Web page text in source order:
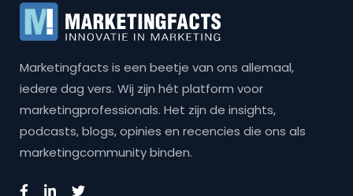
Marketingfacts is een beetje van ons allemaal,
iedere dag vers. Wij zijn hét platform voor
marketingprofessionals. Het zijn de insights,
podcasts, blogs, opinies en recencies die ons als
marketingcommunity binden.